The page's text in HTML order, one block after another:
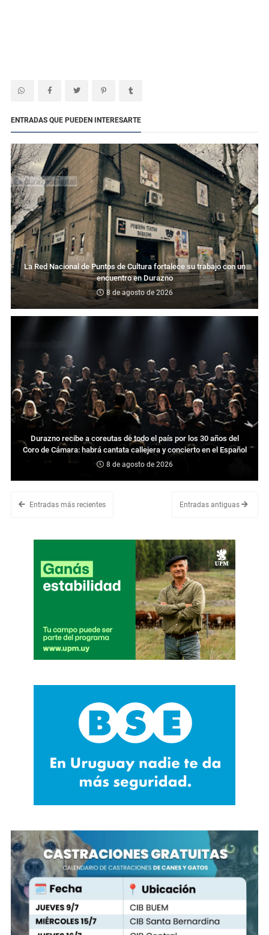
ENTRADAS QUE PUEDEN INTERESARTE
La Red Nacional de Puntos de Cultura fortalece su trabajo con un
encuentro en Durazno
8 de agosto de 2026
Durazno recibe a coreutas de todo el país por los 30 años del
Coro de Cámara: habrá cantata callejera y concierto en el Español
8 de agosto de 2026
Entradas más recientes Entradas antiguas